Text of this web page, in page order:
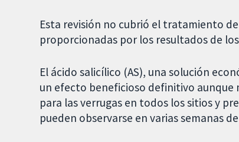
Esta revisión no cubrió el tratamiento
proporcionadas por los resultados de
El ácido salicílico (AS), una solución
un efecto beneficioso definitivo aunque
para las verrugas en todos los sitios y
pueden observarse en varias semanas